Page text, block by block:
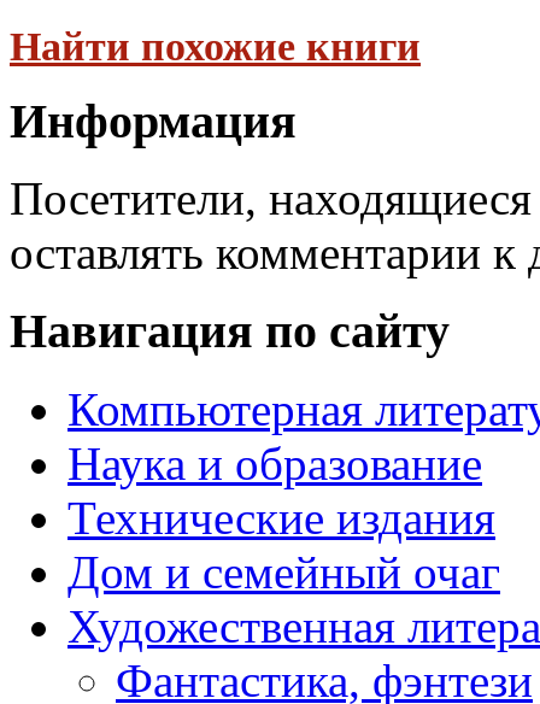
Найти похожие книги
Информация
Посетители,
оставлять комментарии к
Навигация по сайту
Компьютерная
Наука и образование
Технические издания
Дом и семейный очаг
Художественная
Фантастика, фэнтези